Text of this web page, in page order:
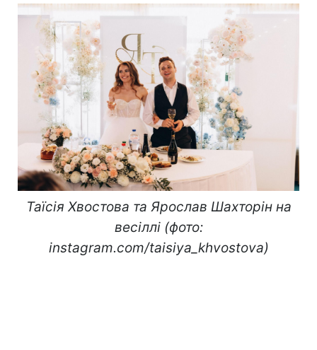
Таїсія Хвостова та Ярослав Шахторін на
весіллі (фото:
instagram.com/taisiya_khvostova)